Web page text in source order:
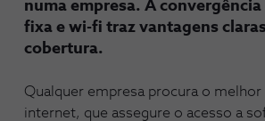
numa empresa. A
fixa e wi-fi traz vantagens
cobertura.
Qualquer empresa procura o melhor
internet, que assegure o acesso a